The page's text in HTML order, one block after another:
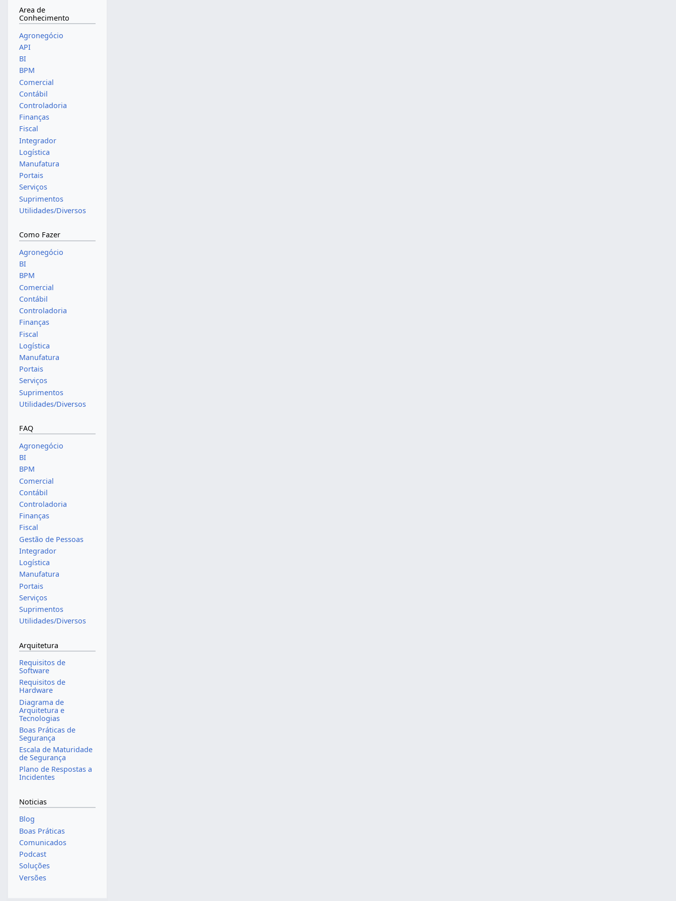
Area de
Conhecimento
Agronegócio
API
BI
BPM
Comercial
Contábil
Controladoria
Finanças
Fiscal
Integrador
Logística
Manufatura
Portais
Serviços
Suprimentos
Utilidades/Diversos
Como Fazer
Agronegócio
BI
BPM
Comercial
Contábil
Controladoria
Finanças
Fiscal
Logística
Manufatura
Portais
Serviços
Suprimentos
Utilidades/Diversos
FAQ
Agronegócio
BI
BPM
Comercial
Contábil
Controladoria
Finanças
Fiscal
Gestão de Pessoas
Integrador
Logística
Manufatura
Portais
Serviços
Suprimentos
Utilidades/Diversos
Arquitetura
Requisitos de
Software
Requisitos de
Hardware
Diagrama de
Arquitetura e
Tecnologias
Boas Práticas de
Segurança
Escala de Maturidade
de Segurança
Plano de Respostas a
Incidentes
Noticias
Blog
Boas Práticas
Comunicados
Podcast
Soluções
Versões